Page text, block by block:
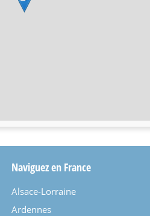
Naviguez en France
Alsace-Lorraine
Ardennes